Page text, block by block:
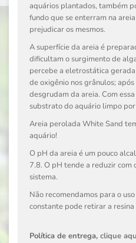
aquários plantados, também
fundo que se enterram na
prejudicar os mesmos.
A superfície da areia é
dificultam o surgimento de
percebe a eletrostática
de oxigênio nos grânulos;
desgrudam da areia. Com
substrato do aquário limpo
Areia perolada White Sand
aquário!
O pH da areia é um pouco
7.8. O pH tende a reduzir com
sistema.
Não recomendamos para o
constante pode retirar a
Política de entrega, clique